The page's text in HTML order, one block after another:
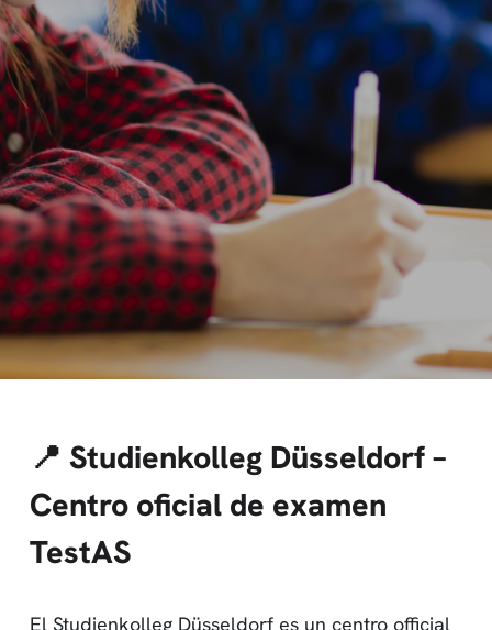
📍 Studienkolleg Düsseldorf –
Centro oficial de examen
TestAS
El Studienkolleg Düsseldorf es un centro official